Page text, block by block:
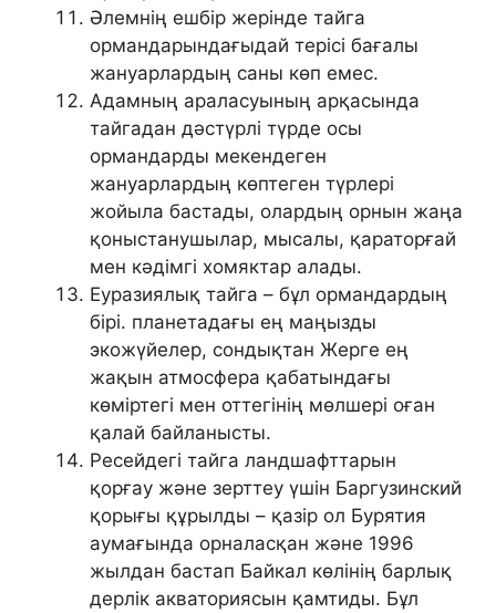
Әлемнің ешбір жерінде тайга
ормандарындағыдай терісі бағалы
жануарлардың саны көп емес.
Адамның араласуының арқасында
тайгадан дәстүрлі түрде осы
ормандарды мекендеген
жануарлардың көптеген түрлері
жойыла бастады, олардың орнын жаңа
қоныстанушылар, мысалы, қараторғай
мен кәдімгі хомяктар алады.
Еуразиялық тайга – бұл ормандардың
бірі. планетадағы ең маңызды
экожүйелер, сондықтан Жерге ең
жақын атмосфера қабатындағы
көміртегі мен оттегінің мөлшері оған
қалай байланысты.
Ресейдегі тайга ландшафттарын
қорғау және зерттеу үшін Баргузинский
қорығы құрылды – қазір ол Бурятия
аумағында орналасқан және 1996
жылдан бастап Байкал көлінің барлық
дерлік акваториясын қамтиды. Бұл